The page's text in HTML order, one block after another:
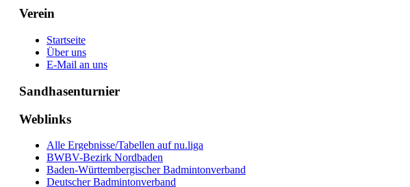
Verein
Startseite
Über uns
E-Mail an uns
Sandhasenturnier
Weblinks
Alle Ergebnisse/Tabellen auf nu.liga
BWBV-Bezirk Nordbaden
Baden-Württembergischer Badmintonverband
Deutscher Badmintonverband